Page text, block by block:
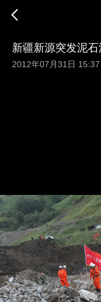
新疆新源突发泥
2012年07月31日 15:37